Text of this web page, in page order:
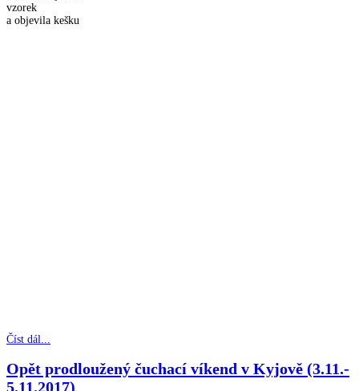
a objevila kešku
Číst dál...
Opět prodloužený čuchací víkend v Kyjově (3.11.-
5.11.2017)